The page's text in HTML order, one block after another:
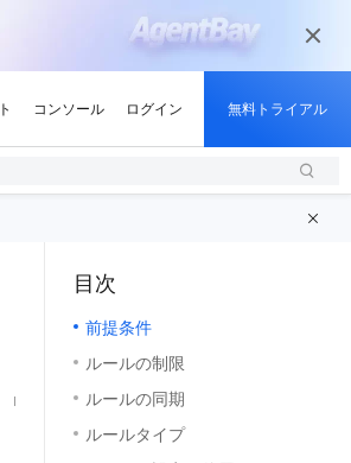
目次
前提条件
ルールの制限
ルールの同期
ルールタイプ